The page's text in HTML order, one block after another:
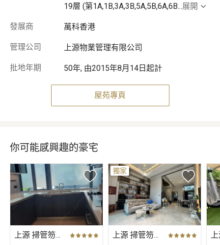
19層 (第1A,1B,3A,3B,5A,5B,6A,6B...展開
發展商 萬科香港
管理公司 上源物業管理有限公司
批地年期 50年, 由2015年8月14日起計
屋苑專頁
你可能感興趣的豪宅
上源 掃管笏路（獨立屋）
獨家
上源 掃管笏路（獨立屋）